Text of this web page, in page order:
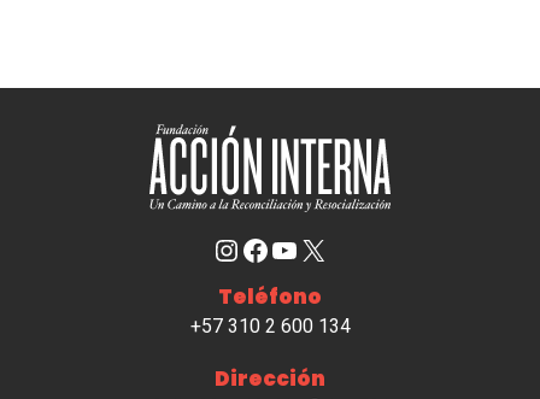
Instagram Facebook YouTube X
Teléfono
+57 310 2 600 134
Dirección